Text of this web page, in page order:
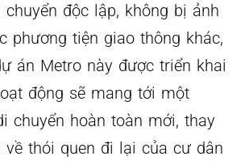
độc lập, không bị ảnh
phương tiện giao thông khác,
án Metro này được triển khai
động sẽ mang tới một
chuyển hoàn toàn mới, thay
thói quen đi lại của cư dân